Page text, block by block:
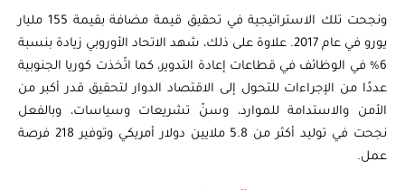
ونجحت تلك الاستراتيجية في تحقيق قيمة مضافة بقيمة 155 مليار
يورو في عام 2017. علاوة على ذلك، شهد الاتحاد الأوروبي زيادة بنسبة
6% في الوظائف في قطاعات إعادة التدوير، كما اتّخذت كوريا الجنوبية
عددًا من الإجراءات للتحول إلى الاقتصاد الدوار لتحقيق قدر أكبر من
الأمن والاستدامة للموارد، وسنّ تشريعات وسياسات، وبالفعل
نجحت في توليد أكثر من 5.8 ملايين دولار أمريكي وتوفير 218 فرصة
عمل.